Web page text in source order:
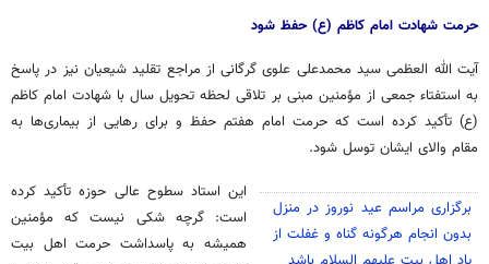
حرمت شهادت امام کاظم (ع) حفظ شود
آیت الله العظمی سید محمدعلی علوی گرگانی از مراجع تقلید شیعیان نیز در پاسخ
به استفتاء جمعی از مؤمنین مبنی بر تلاقی لحظه تحویل سال با شهادت امام کاظم
(ع) تأکید کرده است که حرمت امام هفتم حفظ و برای رهایی از بیماری‌ها به
مقام والای ایشان توسل شود.
برگزاری مراسم عید نوروز در منزل
بدون انجام هرگونه گناه و غفلت از
این استاد سطوح عالی حوزه تأکید کرده
است: گرچه شکی نیست که مؤمنین
همیشه به پاسداشت حرمت اهل بیت